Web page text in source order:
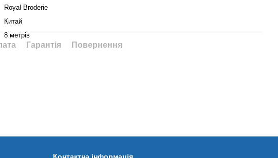
Royal Broderie
Китай
8 метрів
Гарантія Повернення